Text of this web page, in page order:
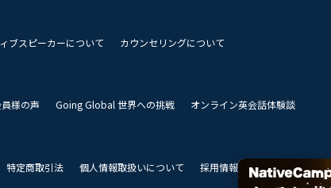
ブスピーカーについて
カウンセリングについて
様の声 Going Global 世界への挑戦
オンライン英会話体験談
特定商取引法 個人情報取扱いについて 採用情報 私達のビジョン